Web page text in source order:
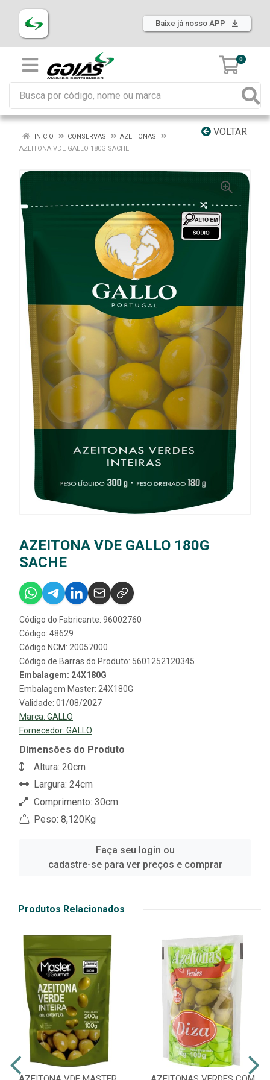
Baixe já nosso APP
0
VOLTAR
INÍCIO CONSERVAS
AZEITONAS
AZEITONA VDE GALLO 180G SACHE
AZEITONA VDE GALLO 180G
SACHE
Código do Fabricante: 96002760
Código: 48629
Código NCM: 20057000
Código de Barras do Produto: 5601252120345
Embalagem: 24X180G
Embalagem Master: 24X180G
Validade: 01/08/2027
Marca: GALLO
Fornecedor: GALLO
Dimensões do Produto
Altura: 20cm
Largura: 24cm
Comprimento: 30cm
Peso: 8,120Kg
Faça seu login ou
cadastre-se para ver preços e comprar
Produtos Relacionados